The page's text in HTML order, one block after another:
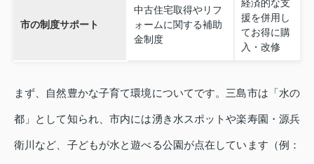
市の制度サポート
中古住宅取得やリフ
ォームに関する補助
金制度
経済的な支
援を併用し
てお得に購
入・改修
まず、自然豊かな子育て環境についてです。三島市は「水の
都」として知られ、市内には湧き水スポットや楽寿園・源兵
衛川など、子どもが水と遊べる公園が点在しています（例：